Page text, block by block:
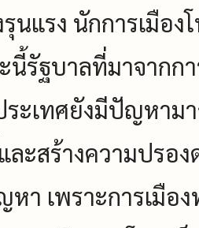
นแรง นักการเมือ
นี้รัฐบาลที่มาจาก
ระเทศยังมีปัญหาม
ะสร้างความปรอง
า เพราะการเมือ